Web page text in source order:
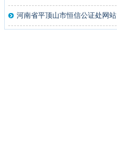
河南省平顶山市恒信公证处网站